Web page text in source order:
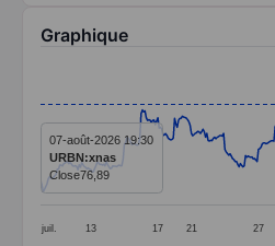
Graphique
Line chart with 295 data
The chart has 1 X axis
The chart has 1 Y axis
juil. 13 17 21 27
07-août-2026 19:30
URBN:xnas
Close76,89